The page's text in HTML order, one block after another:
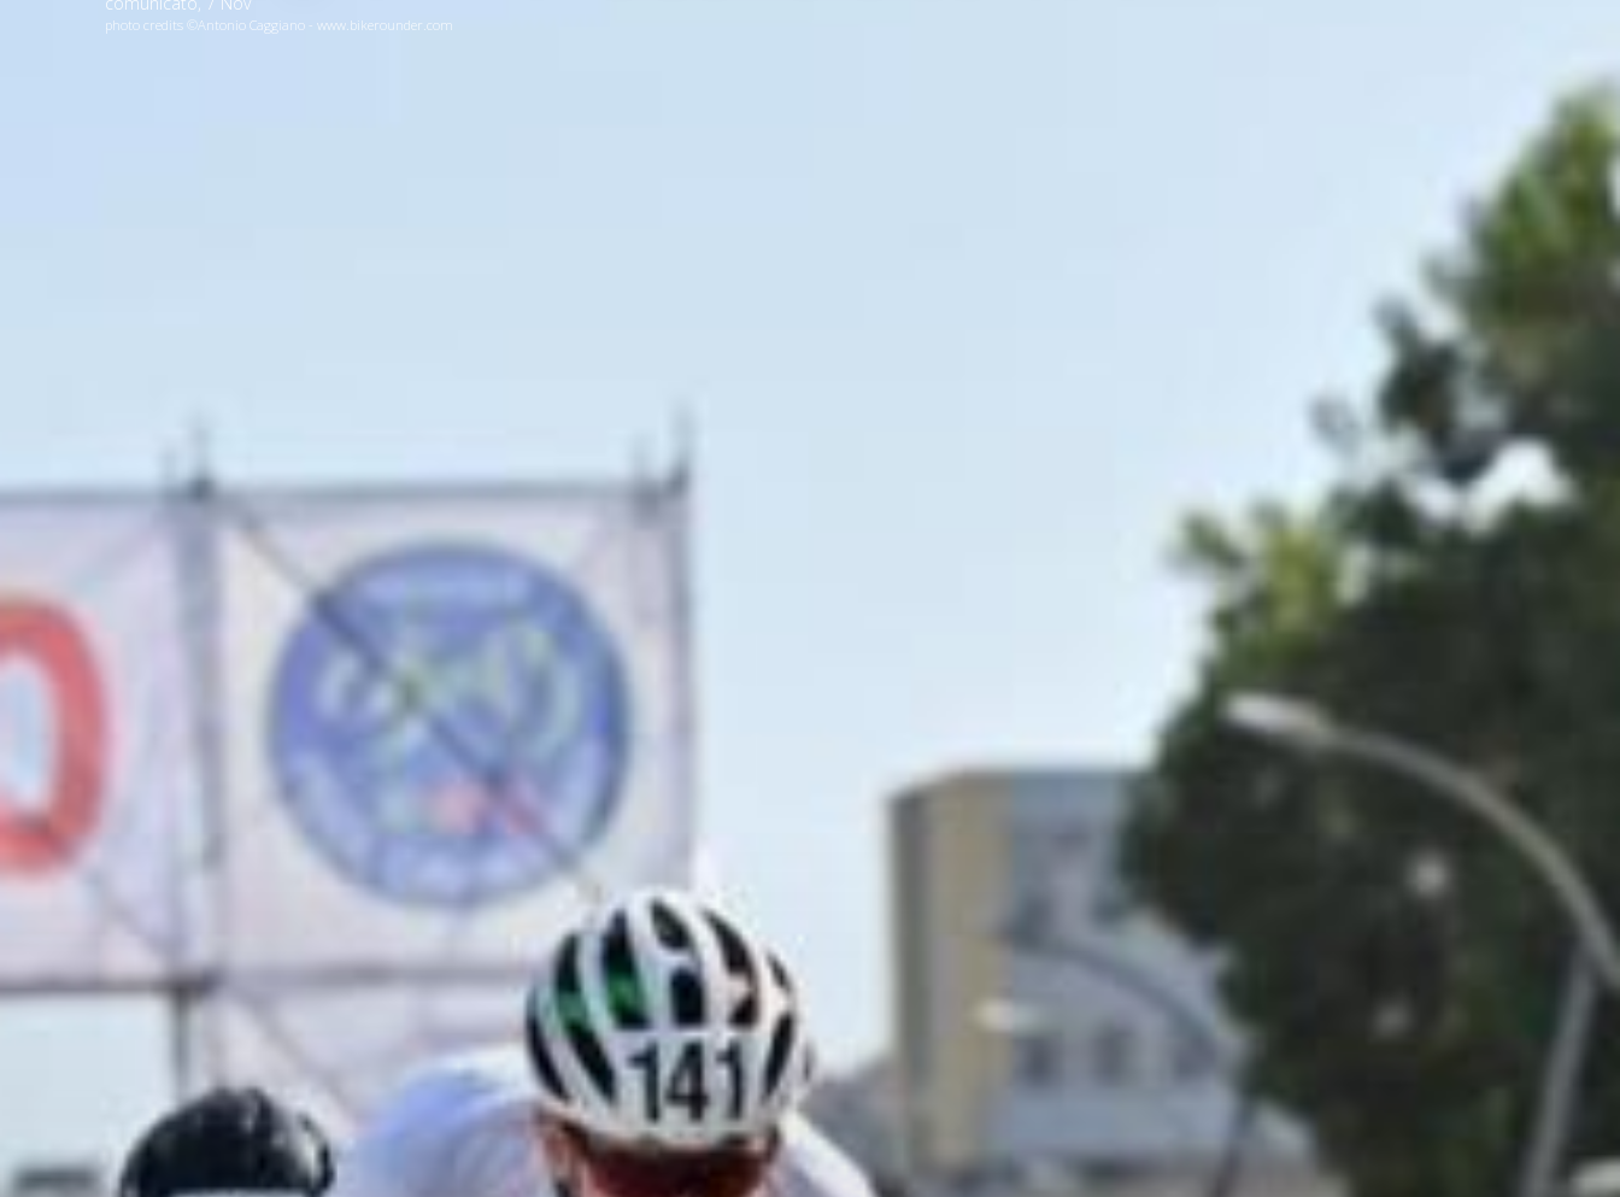
photo credits ©Antonio Caggiano - www.bikerounder.com